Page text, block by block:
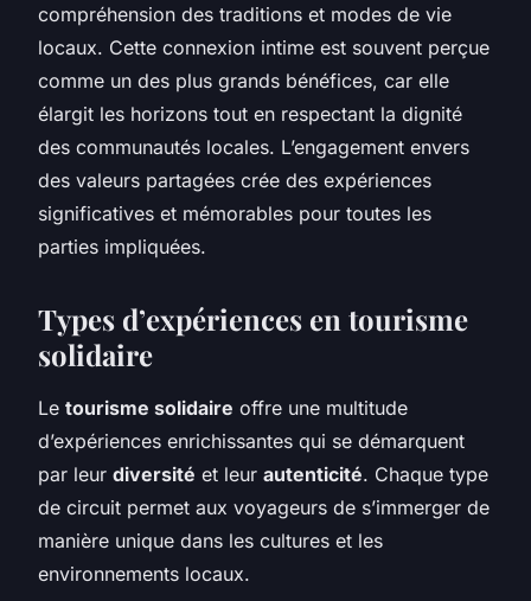
compréhension des traditions et modes de vie
locaux. Cette connexion intime est souvent perçue
comme un des plus grands bénéfices, car elle
élargit les horizons tout en respectant la dignité
des communautés locales. L’engagement envers
des valeurs partagées crée des expériences
significatives et mémorables pour toutes les
parties impliquées.
Types d’expériences en tourisme
solidaire
Le tourisme solidaire offre une multitude
d’expériences enrichissantes qui se démarquent
par leur diversité et leur autenticité. Chaque type
de circuit permet aux voyageurs de s’immerger de
manière unique dans les cultures et les
environnements locaux.